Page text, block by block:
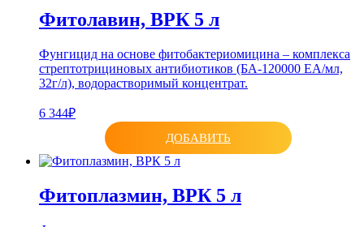
Фитолавин, ВРК 5 л
Фунгицид на основе фитобактериомицина – комплекса
стрептотрициновых антибиотиков (БА-120000 ЕА/мл,
32г/л), водорастворимый концентрат.
6 344₽
ДОБАВИТЬ
Фитоплазмин, ВРК 5 л